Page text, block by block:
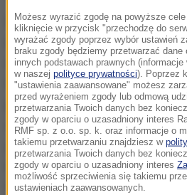
Wstępny kalendarz został
rajdowej FIA. Z trzynastu
dwie będą zimowe, siedem
tym Rajd Polski - szutrowe.
pod uwagę brano 21 rajdów.
zaplanowane na lipiec, których
jeszcze nie ustalono, będą
negocjacjach z organizatorami
San Marino i Turcji.
Możesz wyrazić zgodę na powyższe
kliknięcie w przycisk "przechodzę do
wyrażać zgody poprzez wybór ustawień
braku zgody będziemy przetwarzać
innych podstawach prawnych
w naszej polityce prywatności). Poprzez
"ustawienia zaawansowane" możesz
przed wyrażeniem zgody lub odmową
przetwarzania Twoich danych bez
zgody w oparciu o uzasadniony interes
RMF sp. z o.o. sp. k. oraz informacje o
takiemu przetwarzaniu znajdziesz w
przetwarzania Twoich danych bez
zgody w oparciu o uzasadniony interes
możliwość sprzeciwienia się takiemu
ustawieniach zaawansowanych.